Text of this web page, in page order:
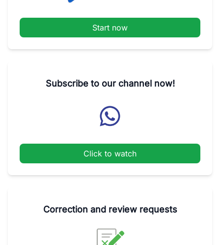
Start now
Subscribe to our channel now!
Click to watch
Correction and review requests